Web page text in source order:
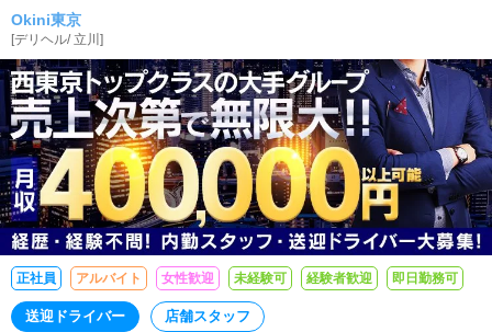
以上可能！
Okini東京
[デリヘル/ 立川 ]
正社員 アルバイト 女性歓迎 未経験可 経験者歓迎 即日勤務可
送迎ドライバー 店舗スタッフ